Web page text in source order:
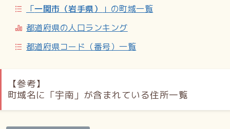
「一関市（岩手県）
」の町域一覧
都道府県の人口ランキング
都道府県コード（番号）一覧
【参考】
町域名に「宇南」が含まれている住所一覧